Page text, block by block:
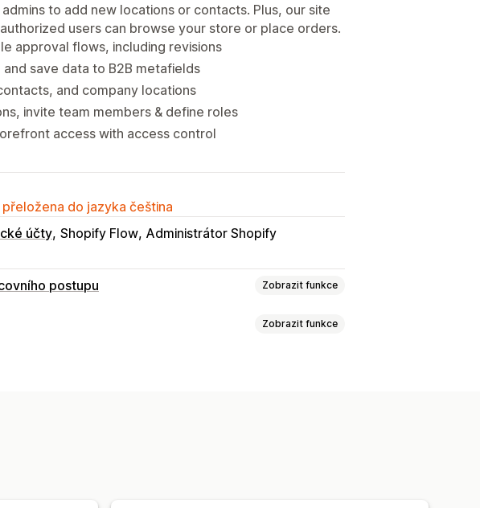
to add new locations or contacts. Plus, our site
users can browse your store or place orders.
approval flows, including revisions
save data to B2B metafields
and company locations
invite team members & define roles
access with access control
do jazyka čeština
účty Shopify Flow Administrátor Shopify
postupu Zobrazit funkce
Zobrazit funkce